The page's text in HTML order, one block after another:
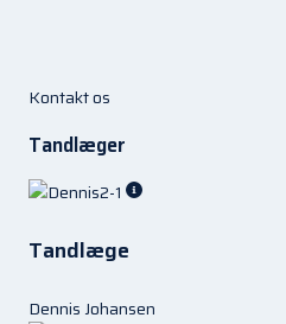
Kontakt os
Tandlæger
Tandlæge
Dennis Johansen